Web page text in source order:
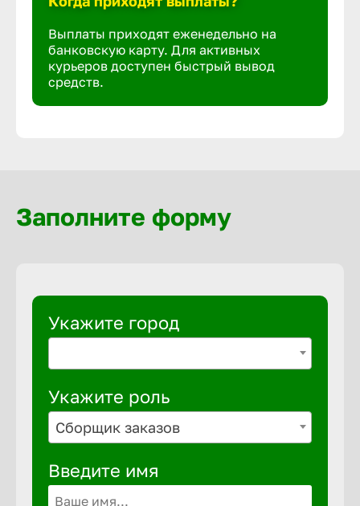
Выплаты приходят еженедельно на
банковскую карту. Для активных
курьеров доступен быстрый вывод
средств.
Заполните форму
Укажите город
Укажите роль
Сборщик заказов
Введите имя